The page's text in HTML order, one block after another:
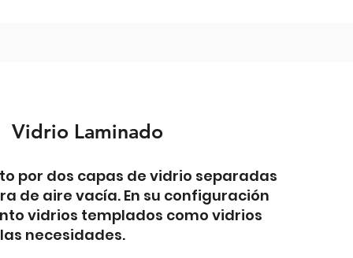
Vidrio Laminado
por dos capas de vidrio separadas
de aire vacía. En su configuración
vidrios templados como vidrios
necesidades.